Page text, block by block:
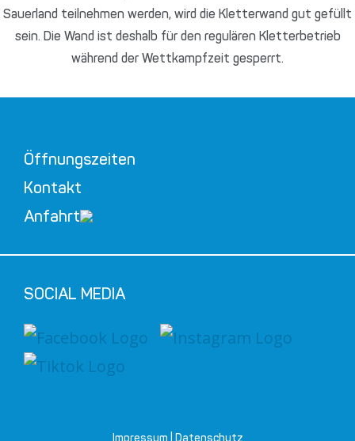
Sauerland teilnehmen werden, wird die Kletterwand gut gefüllt
sein. Die Wand ist deshalb für den regulären Kletterbetrieb
während der Wettkampfzeit gesperrt.
Öffnungszeiten
Kontakt
Anfahrt
SOCIAL MEDIA
Impressum Datenschutz